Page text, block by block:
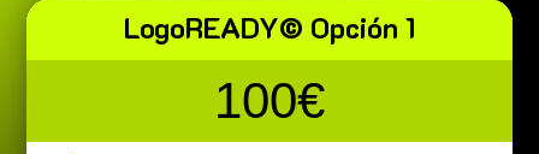
LogoREADY© Opción 1
100€